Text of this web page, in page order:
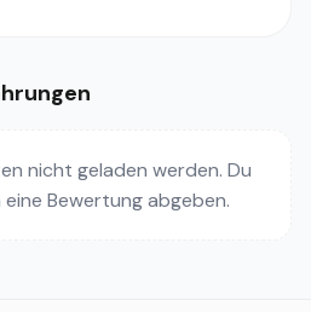
nicht geladen werden. Du
Bewertung abgeben.